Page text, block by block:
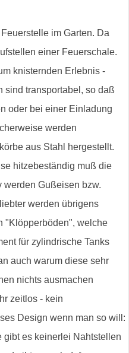
im Garten. Da
einer Feuerschale.
knisternden Erlebnis -
sind transportabel, so daß
oder bei einer Einladung
werden
aus Stahl hergestellt.
hitzebeständig muß die
werden Gußeisen bzw.
werden übrigens
"Klöpperböden", welche
für zylindrische Tanks
auch warum diese sehr
nichts ausmachen
zeitlos - kein
Design wenn man so will:
es keinerlei Nahtstellen